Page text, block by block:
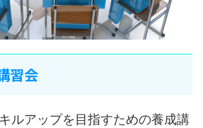
習会
ルアップを目指すための養成講